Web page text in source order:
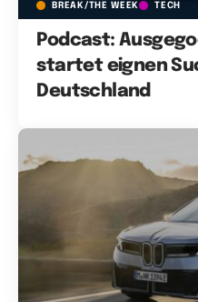
BREAK/THE WEEK TECH
Podcast:
startet eignen
Deutschland